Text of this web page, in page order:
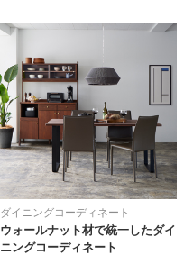
ダイニングコーディネート
ウォールナット材で統一したダイ
ニングコーディネート